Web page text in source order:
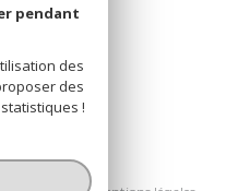
réservés
pendant
des
des
!